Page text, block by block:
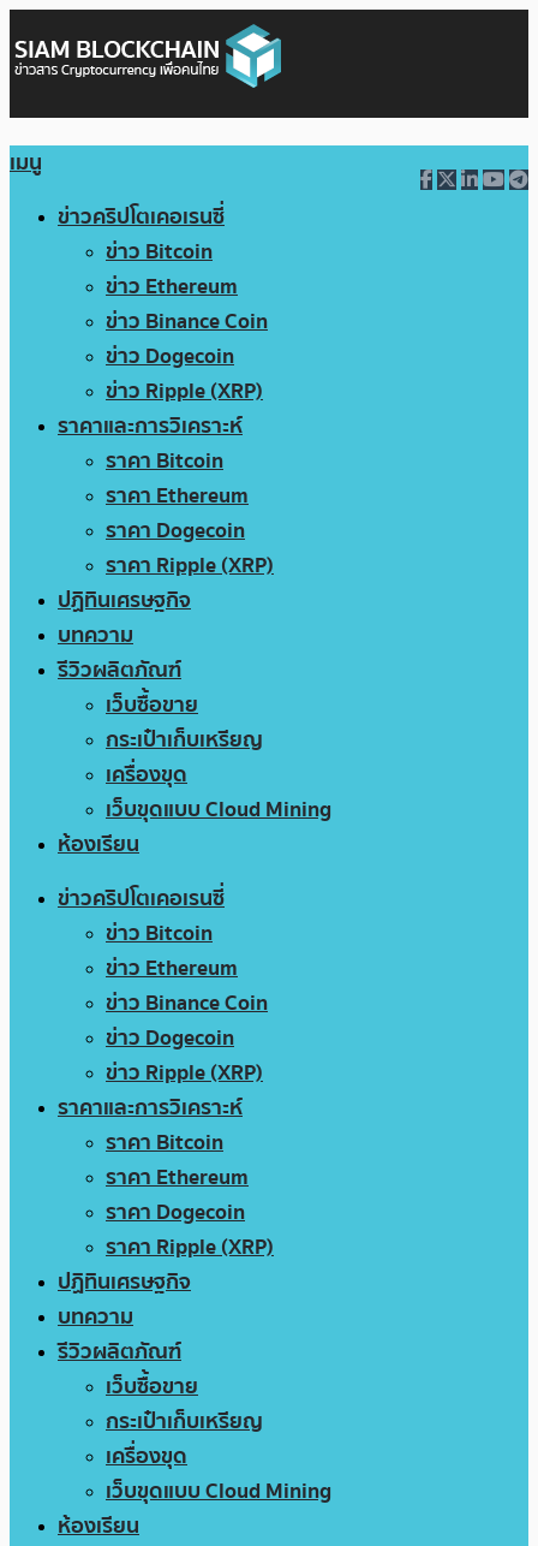
เมนู
ข่าวคริปโตเคอเรนซี่
ข่าว Bitcoin
ข่าว Ethereum
ข่าว Binance Coin
ข่าว Dogecoin
ข่าว Ripple (XRP)
ราคาและการวิเคราะห์
ราคา Bitcoin
ราคา Ethereum
ราคา Dogecoin
ราคา Ripple (XRP)
ปฏิทินเศรษฐกิจ
บทความ
รีวิวผลิตภัณฑ์
เว็บซื้อขาย
กระเป๋าเก็บเหรียญ
เครื่องขุด
เว็บขุดแบบ Cloud Mining
ห้องเรียน
ข่าวคริปโตเคอเรนซี่
ข่าว Bitcoin
ข่าว Ethereum
ข่าว Binance Coin
ข่าว Dogecoin
ข่าว Ripple (XRP)
ราคาและการวิเคราะห์
ราคา Bitcoin
ราคา Ethereum
ราคา Dogecoin
ราคา Ripple (XRP)
ปฏิทินเศรษฐกิจ
บทความ
รีวิวผลิตภัณฑ์
เว็บซื้อขาย
กระเป๋าเก็บเหรียญ
เครื่องขุด
เว็บขุดแบบ Cloud Mining
ห้องเรียน